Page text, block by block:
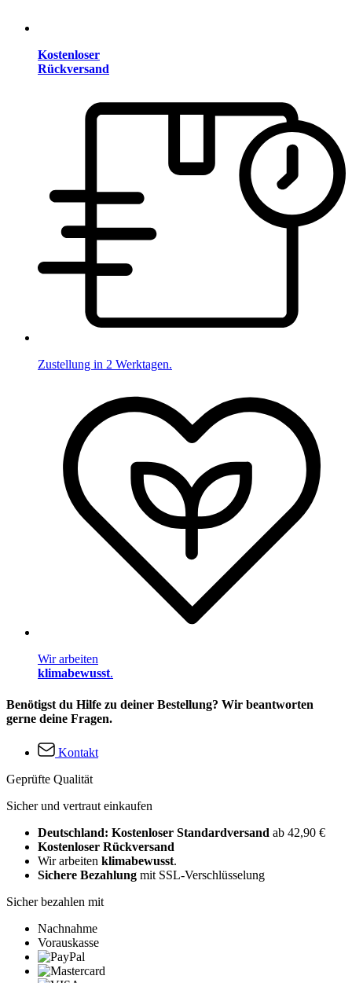
Kostenloser
Rückversand
Zustellung in 2 Werktagen.
Wir arbeiten
klimabewusst.
Benötigst du Hilfe zu deiner Bestellung? Wir beantworten
gerne deine Fragen.
Kontakt
Geprüfte Qualität
Sicher und vertraut einkaufen
Deutschland: Kostenloser Standardversand ab 42,90 €
Kostenloser Rückversand
Wir arbeiten klimabewusst.
Sichere Bezahlung mit SSL-Verschlüsselung
Sicher bezahlen mit
Nachnahme
Vorauskasse